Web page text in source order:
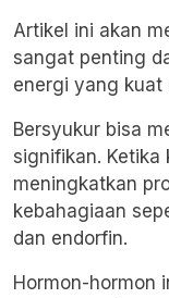
Artikel ini akan
sangat penting
energi yang kuat
Bersyukur bisa
signifikan. Ketika
meningkatkan
kebahagiaan
dan endorfin.
Hormon-hormon